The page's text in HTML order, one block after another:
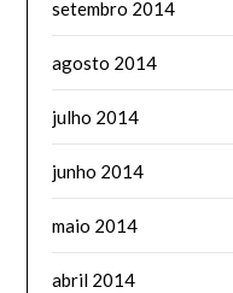
setembro 2014
agosto 2014
julho 2014
junho 2014
maio 2014
abril 2014